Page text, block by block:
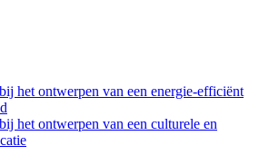
het ontwerpen van een energie-efficiënt
het ontwerpen van een culturele en